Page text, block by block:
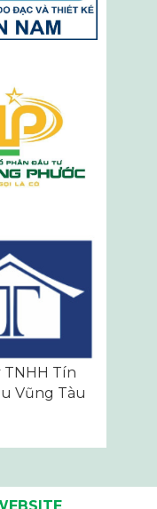
TNHH Tín
Vũng Tàu